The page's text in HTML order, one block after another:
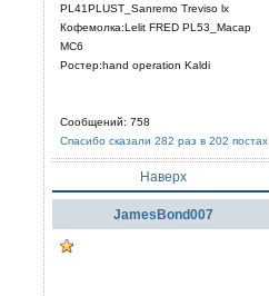
PL41PLUST_Sanremo Treviso lx
Кофемолка:Lelit FRED PL53_Macap
MC6
Ростер:hand operation Kaldi
Сообщений: 758
Спасибо сказали 282 раз в 202 постах
Наверх
JamesBond007